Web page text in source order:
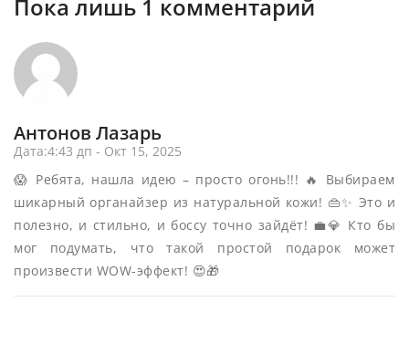
Пока лишь 1 комментарий
Антонов Лазарь
Дата:4:43 дп - Окт 15, 2025
😱 Ребята, нашла идею – просто огонь!!! 🔥 Выбираем
шикарный органайзер из натуральной кожи! 👜✨ Это и
полезно, и стильно, и боссу точно зайдёт! 💼💎 Кто бы
мог подумать, что такой простой подарок может
произвести WOW-эффект! 😍🎁